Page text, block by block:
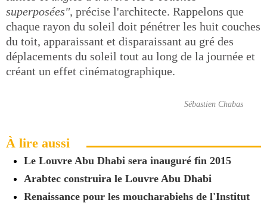
superposées", précise l'architecte. Rappelons que
chaque rayon du soleil doit pénétrer les huit couches
du toit, apparaissant et disparaissant au gré des
déplacements du soleil tout au long de la journée et
créant un effet cinématographique.
Sébastien Chabas
À lire aussi
Le Louvre Abu Dhabi sera inauguré fin 2015
Arabtec construira le Louvre Abu Dhabi
Renaissance pour les moucharabiehs de l'Institut